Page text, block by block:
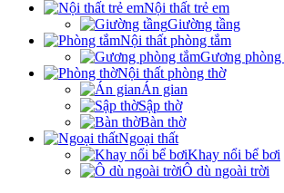
Nội thất trẻ em
Giường tầng
Nội thất phòng tắm
Gương phòng
Nội thất phòng thờ
Án gian
Sập thờ
Bàn thờ
Ngoại thất
Khay nổi bể bơi
Ô dù ngoài trời